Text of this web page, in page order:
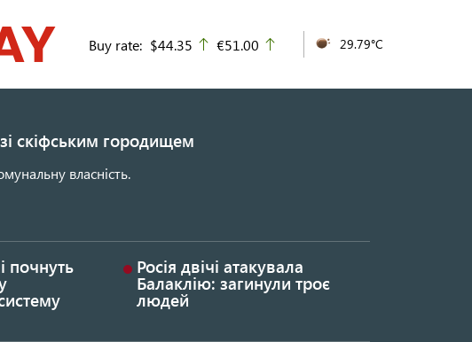
Buy rate: $44.35 up
€51.00 29.79°C
скіфським городищем
власність.
почнуть Росія двічі атакувала
Балаклію: загинули троє
людей